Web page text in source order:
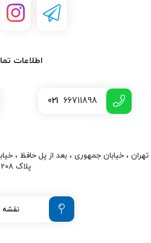
اطلاعات
021 66711898
تهران ، خیابان جمهوری ، بعد از پل حافظ ،
پلاک 208
نقشه